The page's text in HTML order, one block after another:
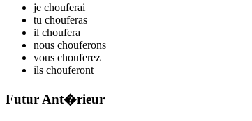
je chouferai
tu chouferas
il choufera
nous chouferons
vous chouferez
ils chouferont
Futur Ant�rieur